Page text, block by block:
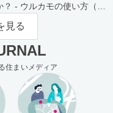
？ - ウルカモの使い方（買
向け）
見る
住まいメディア